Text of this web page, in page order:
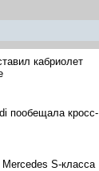
кабриолет
пообещала кросс-
S-класса